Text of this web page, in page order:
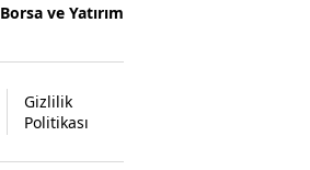
Borsa ve Yatırım
Gizlilik
Politikası